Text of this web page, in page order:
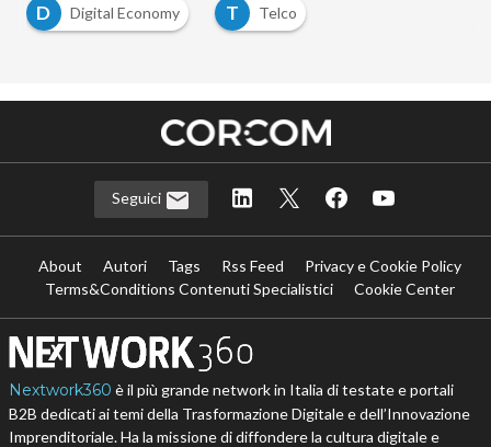
D
Digital Economy T
Telco
Seguici
About Autori Tags Rss Feed
Privacy e Cookie Policy
Terms&Conditions Contenuti Specialistici
Cookie Center
Nextwork360 è il più grande network in Italia di testate e portali
B2B dedicati ai temi della Trasformazione Digitale e dell’Innovazione
Imprenditoriale. Ha la missione di diffondere la cultura digitale e